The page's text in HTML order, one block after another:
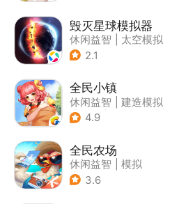
毁灭星球模拟器
休闲益智
太空模拟
| 太空
2.1
全民小镇
休闲益智
建造模拟
| 卡通
4.9
全民农场
休闲益智
模拟
| 田园生活
3.6